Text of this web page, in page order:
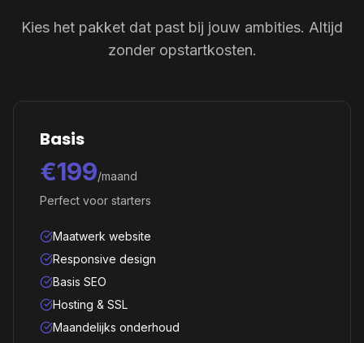
Kies het pakket dat past bij jouw ambities. Altijd
zonder opstartkosten.
Basis
€199/maand
Perfect voor starters
Maatwerk website
Responsive design
Basis SEO
Hosting & SSL
Maandelijks onderhoud